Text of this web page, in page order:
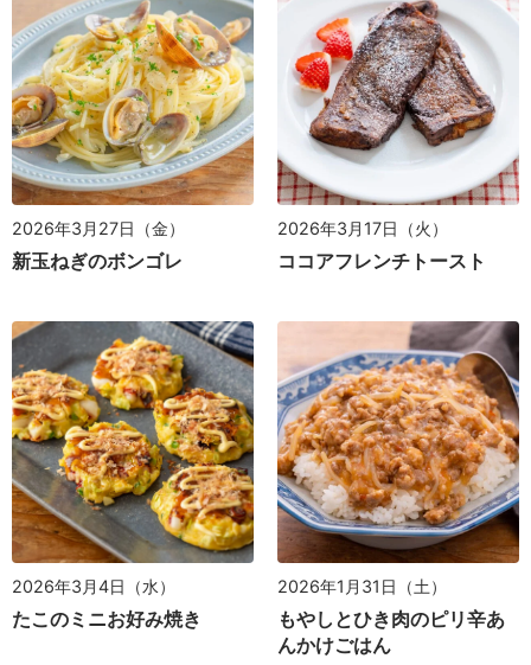
2026年3月27日（金）
新玉ねぎのボンゴレ
2026年3月17日（火）
ココアフレンチトースト
2026年3月4日（水）
たこのミニお好み焼き
2026年1月31日（土）
もやしとひき肉のピリ辛あ
んかけごはん